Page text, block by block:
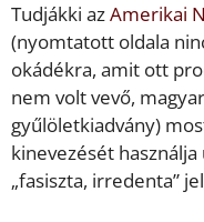
Tudjákki azAmerikai
(nyomtatott oldala
okádékra, amit ott
nem volt vevő,
gyűlöletkiadvány)
kinevezését
„fasiszta, irredenta”